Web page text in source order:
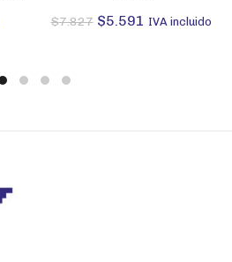
$7.827 El
$5.591 El
IVA incluido